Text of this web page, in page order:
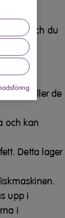
och du
så håller de
och kan
Detta lager
upp i
i